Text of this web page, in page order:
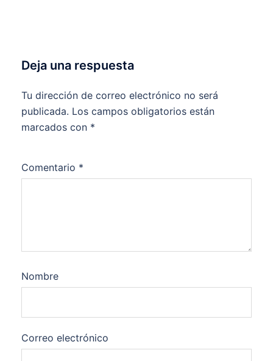
Deja una respuesta
Tu dirección de correo electrónico no será
publicada. Los campos obligatorios están
marcados con *
Comentario *
Nombre
Correo electrónico